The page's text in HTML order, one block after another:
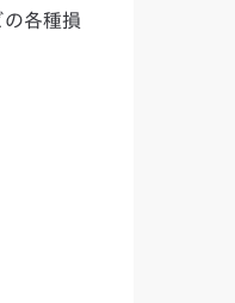
各種損